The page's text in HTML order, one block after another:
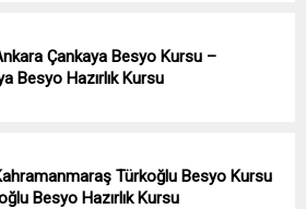
Çankaya Besyo Kursu –
Besyo Hazırlık Kursu
Türkoğlu Besyo Kursu
Besyo Hazırlık Kursu